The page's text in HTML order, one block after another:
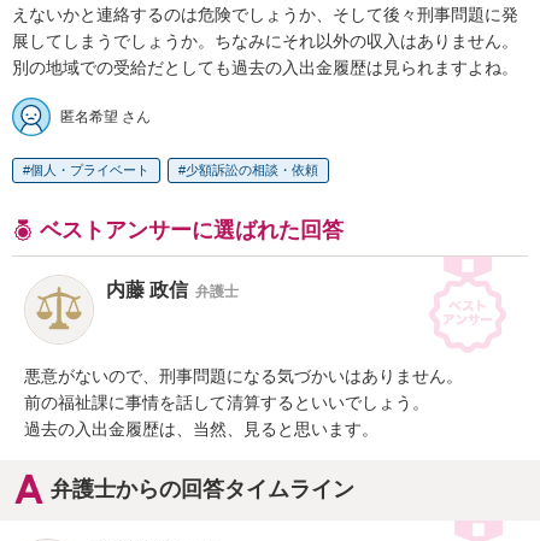
えないかと連絡するのは危険でしょうか、そして後々刑事問題に発
展してしまうでしょうか。ちなみにそれ以外の収入はありません。
別の地域での受給だとしても過去の入出金履歴は見られますよね。
匿名希望 さん
個人・プライベート 少額訴訟の相談・依頼
ベストアンサーに選ばれた回答
内藤 政信 弁護士
悪意がないので、刑事問題になる気づかいはありません。
前の福祉課に事情を話して清算するといいでしょう。
過去の入出金履歴は、当然、見ると思います。
弁護士からの回答タイムライン